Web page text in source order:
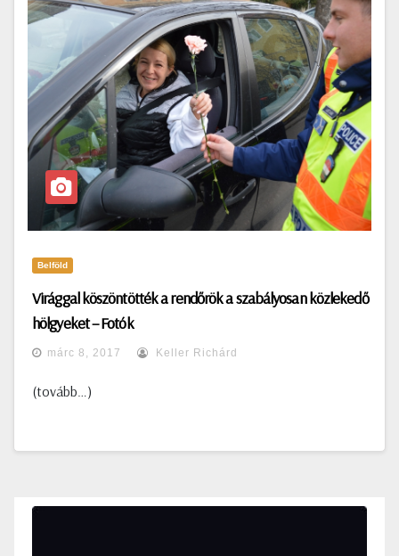
Belföld
Virággal köszöntötték a rendőrök a szabályosan közlekedő
hölgyeket – Fotók
márc 8, 2017 Keller Richárd
(tovább…)